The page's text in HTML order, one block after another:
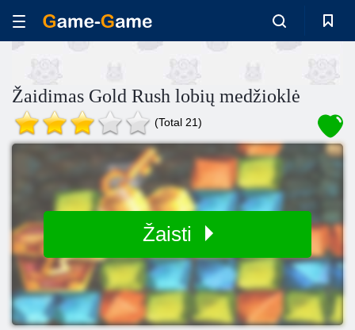
Žaidimas Gold Rush lobių medžioklė
(Total 21)
Žaisti